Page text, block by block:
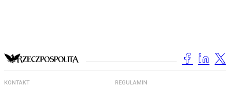
KONTAKT REGULAMIN